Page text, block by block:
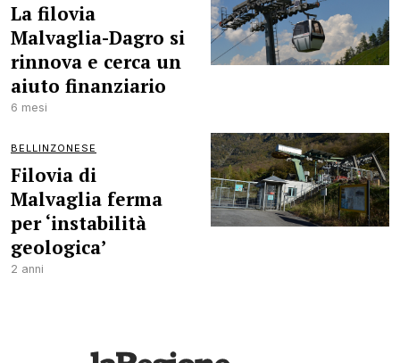
La filovia
Malvaglia-Dagro si
rinnova e cerca un
aiuto finanziario
6 mesi
BELLINZONESE
Filovia di
Malvaglia ferma
per ‘instabilità
geologica’
2 anni